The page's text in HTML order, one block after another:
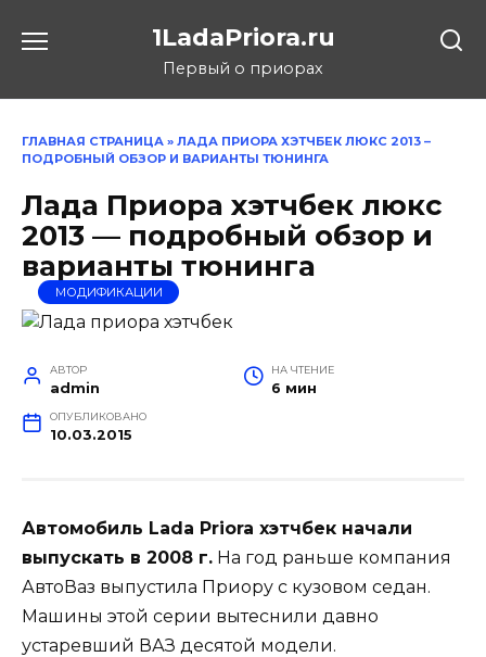
1LadaPriora.ru
Первый о приорах
ГЛАВНАЯ СТРАНИЦА » ЛАДА ПРИОРА ХЭТЧБЕК ЛЮКС 2013 –
ПОДРОБНЫЙ ОБЗОР И ВАРИАНТЫ ТЮНИНГА
Лада Приора хэтчбек люкс
2013 — подробный обзор и
варианты тюнинга
МОДИФИКАЦИИ
АВТОР
admin
НА ЧТЕНИЕ
6 мин
ОПУБЛИКОВАНО
10.03.2015
Автомобиль Lada Priora хэтчбек начали
выпускать в 2008 г. На год раньше компания
АвтоВаз выпустила Приору с кузовом седан.
Машины этой серии вытеснили давно
устаревший ВАЗ десятой модели.